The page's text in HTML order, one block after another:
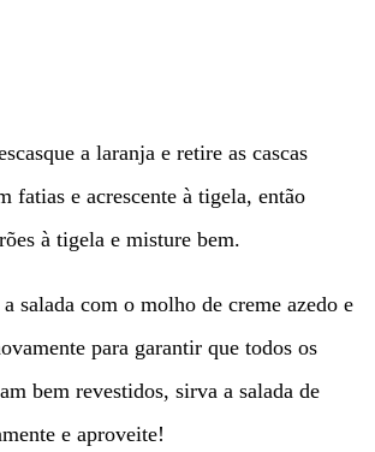
a laranja e retire as cascas
fatias e acrescente à tigela, então
à tigela e misture bem.
salada com o molho de creme azedo e
para garantir que todos os
bem revestidos, sirva a salada de
e aproveite!